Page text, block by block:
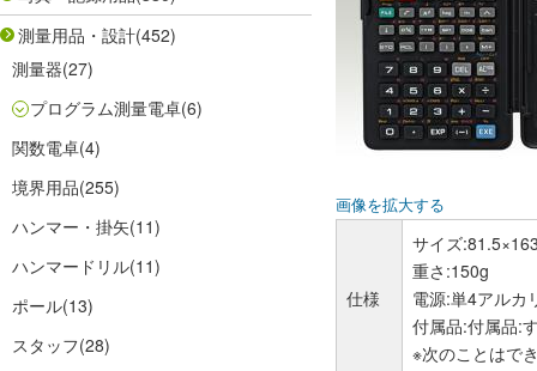
測量用品・設計(452)
測量器(27)
プログラム測量電卓(6)
関数電卓(4)
境界用品(255)
ハンマー・掛矢(11)
ハンマードリル(11)
ポール(13)
スタッフ(28)
画像を拡大する
仕様
サイズ
重さ:150g
電源:単4アルカ
付属品:付属品:
※次のことはで